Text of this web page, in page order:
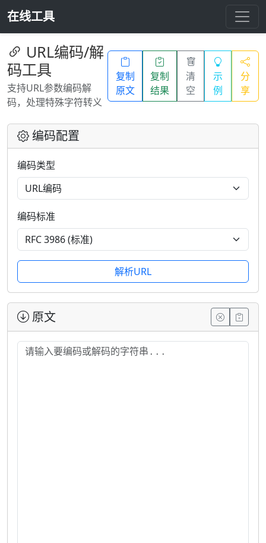
在线工具
URL编码/解
码工具
支持URL参数编码解
码，处理特殊字符转义
复制
原文
复制
结果
清
空
示
例
分
享
编码配置
编码类型
编码标准
解析URL
原文